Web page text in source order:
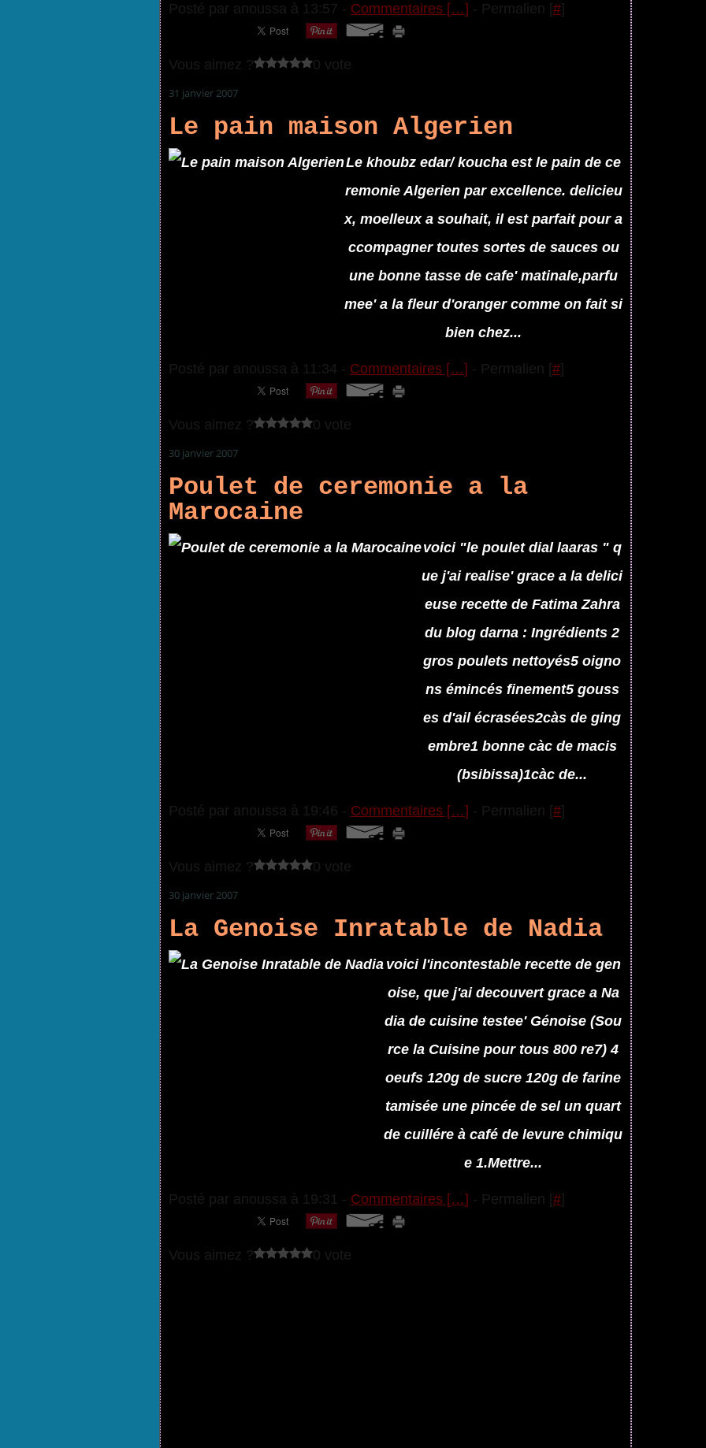
Posté par anoussa à 13:57 - Commentaires […] - Permalien [#]
Vous aimez ? 0 vote
31 janvier 2007
Le pain maison Algerien
Le khoubz edar/ koucha est le pain de ce
remonie Algerien par excellence. delicieu
x, moelleux a souhait, il est parfait pour a
ccompagner toutes sortes de sauces ou
une bonne tasse de cafe' matinale,parfu
mee' a la fleur d'oranger comme on fait si
bien chez...
Posté par anoussa à 11:34 - Commentaires […] - Permalien [#]
Vous aimez ? 0 vote
30 janvier 2007
Poulet de ceremonie a la
Marocaine
voici "le poulet dial laaras " q
ue j'ai realise' grace a la delici
euse recette de Fatima Zahra
du blog darna : Ingrédients 2
gros poulets nettoyés5 oigno
ns émincés finement5 gouss
es d'ail écrasées2càs de ging
embre1 bonne càc de macis
(bsibissa)1càc de...
Posté par anoussa à 19:46 - Commentaires […] - Permalien [#]
Vous aimez ? 0 vote
30 janvier 2007
La Genoise Inratable de Nadia
voici l'incontestable recette de gen
oise, que j'ai decouvert grace a Na
dia de cuisine testee' Génoise (Sou
rce la Cuisine pour tous 800 re7) 4
oeufs 120g de sucre 120g de farine
tamisée une pincée de sel un quart
de cuillére à café de levure chimiqu
e 1.Mettre...
Posté par anoussa à 19:31 - Commentaires […] - Permalien [#]
Vous aimez ? 0 vote